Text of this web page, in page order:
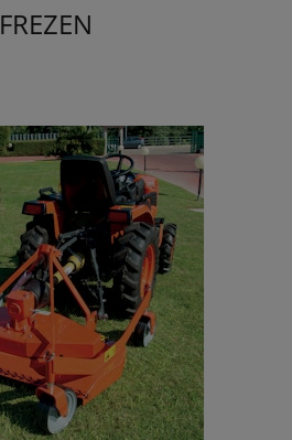
FREZEN